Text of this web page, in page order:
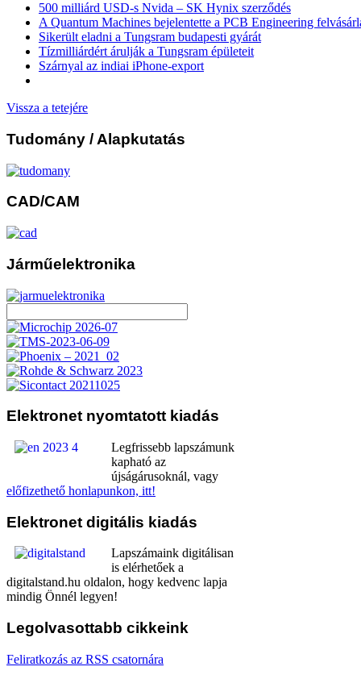
500 milliárd USD-s Nvida – SK Hynix szerződés
A Quantum Machines bejelentette a PCB Engineering
Sikerült eladni a Tungsram budapesti gyárát
Tízmilliárdért árulják a Tungsram épületeit
Szárnyal az indiai iPhone-export
Vissza a tetejére
Tudomány / Alapkutatás
CAD/CAM
Járműelektronika
Elektronet nyomtatott kiadás
Legfrissebb lapszámunk
kapható az
újságárusoknál, vagy
előfizethető honlapunkon, itt!
Elektronet digitális kiadás
Lapszámaink digitálisan
is elérhetőek a
digitalstand.hu oldalon, hogy kedvenc lapja
mindig Önnél legyen!
Legolvasottabb cikkeink
Feliratkozás az RSS csatornára